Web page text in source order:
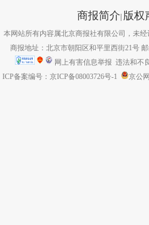
商报简介| 版权
本网站所有内容属北京商报社有限公司，未经
商报地址：北京市朝阳区和平里西街21号
网上有害信息举报 违法和不
ICP备案编号：京ICP备08003726号-1
京公